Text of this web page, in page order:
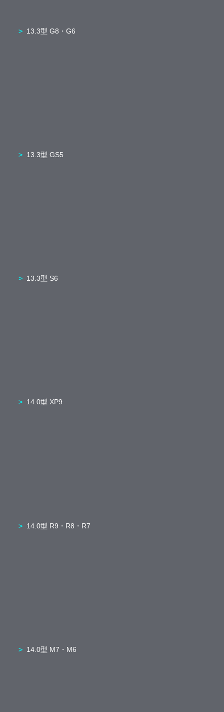
13.3型 G8・G6
13.3型 GS5
13.3型 S6
14.0型 XP9
14.0型 R9・R8・R7
14.0型 M7・M6